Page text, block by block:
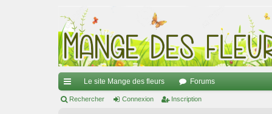
ac
Le site Mange des fleurs Forums
Rechercher Connexion Inscription